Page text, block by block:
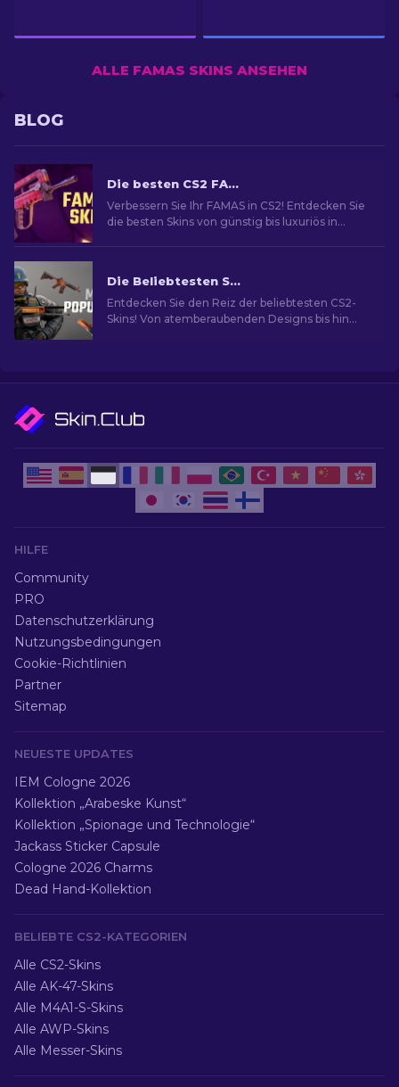
ALLE FAMAS SKINS ANSEHEN
BLOG
Die besten CS2 FAMAS Skins [2026]
Verbessern Sie Ihr FAMAS in CS2! Entdecken Sie
die besten Skins von günstig bis luxuriös in
Die Beliebtesten Skins in CS2
Entdecken Sie den Reiz der beliebtesten CS2-
Skins! Von atemberaubenden Designs bis hin
HILFE
Community
PRO
Datenschutzerklärung
Nutzungsbedingungen
Cookie-Richtlinien
Partner
Sitemap
NEUESTE UPDATES
IEM Cologne 2026
Kollektion „Arabeske Kunst“
Kollektion „Spionage und Technologie“
Jackass Sticker Capsule
Cologne 2026 Charms
Dead Hand-Kollektion
BELIEBTE CS2-KATEGORIEN
Alle CS2-Skins
Alle AK-47-Skins
Alle M4A1-S-Skins
Alle AWP-Skins
Alle Messer-Skins